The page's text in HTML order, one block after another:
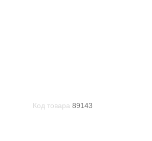
Код товара 89143